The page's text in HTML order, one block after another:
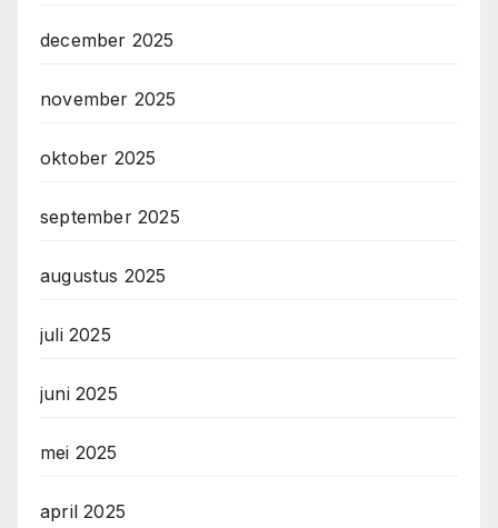
december 2025
november 2025
oktober 2025
september 2025
augustus 2025
juli 2025
juni 2025
mei 2025
april 2025